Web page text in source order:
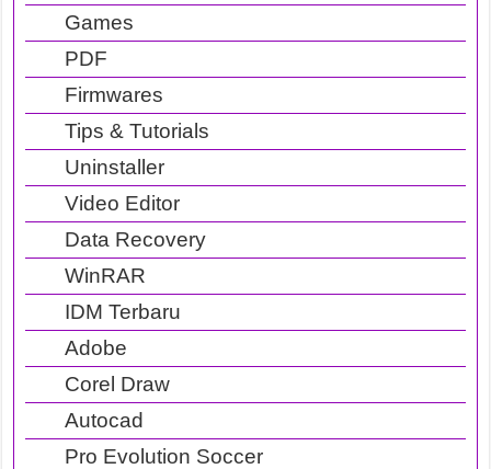
Games
PDF
Firmwares
Tips & Tutorials
Uninstaller
Video Editor
Data Recovery
WinRAR
IDM Terbaru
Adobe
Corel Draw
Autocad
Pro Evolution Soccer